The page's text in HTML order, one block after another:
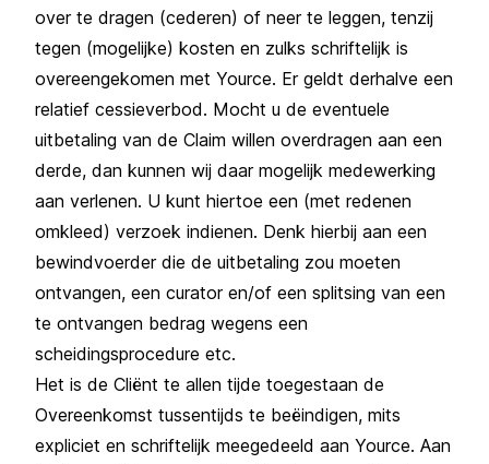
over te dragen (cederen) of neer te leggen, tenzij
tegen (mogelijke) kosten en zulks schriftelijk is
overeengekomen met Yource. Er geldt derhalve een
relatief cessieverbod. Mocht u de eventuele
uitbetaling van de Claim willen overdragen aan een
derde, dan kunnen wij daar mogelijk medewerking
aan verlenen. U kunt hiertoe een (met redenen
omkleed) verzoek indienen. Denk hierbij aan een
bewindvoerder die de uitbetaling zou moeten
ontvangen, een curator en/of een splitsing van een
te ontvangen bedrag wegens een
scheidingsprocedure etc.
Het is de Cliënt te allen tijde toegestaan de
Overeenkomst tussentijds te beëindigen, mits
expliciet en schriftelijk meegedeeld aan Yource. Aan